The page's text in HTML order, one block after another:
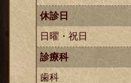
休診日
日曜・祝日
診療科
歯科